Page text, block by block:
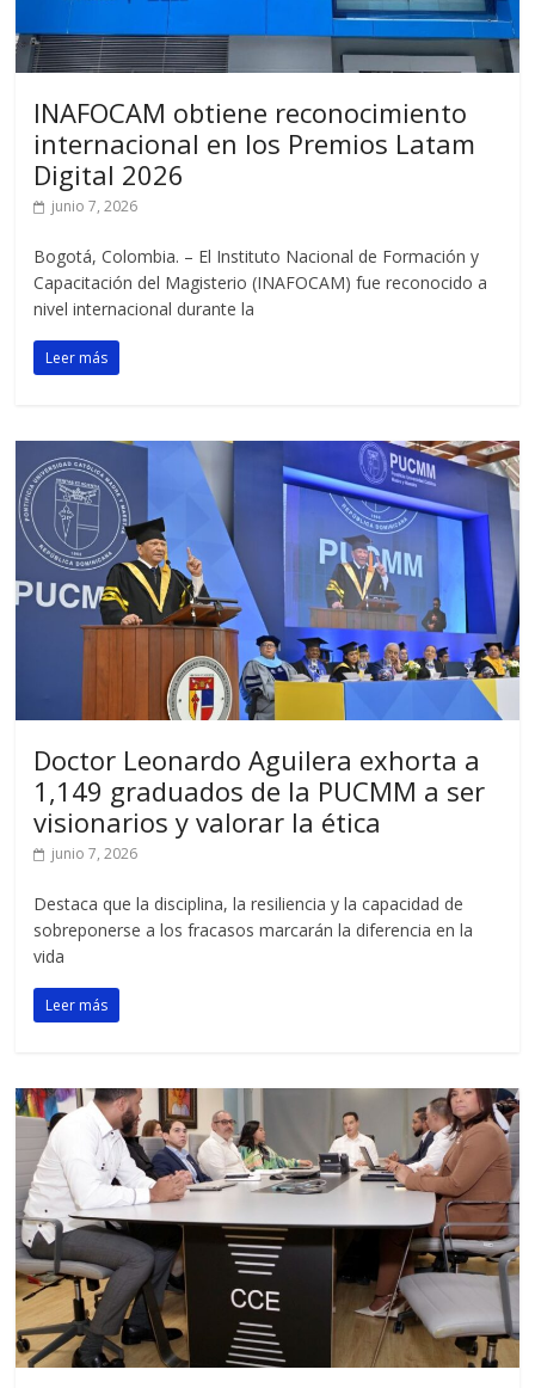
INAFOCAM obtiene reconocimiento
internacional en los Premios Latam
Digital 2026
junio 7, 2026
Bogotá, Colombia. – El Instituto Nacional de Formación y
Capacitación del Magisterio (INAFOCAM) fue reconocido a
nivel internacional durante la
Leer más
Doctor Leonardo Aguilera exhorta a
1,149 graduados de la PUCMM a ser
visionarios y valorar la ética
junio 7, 2026
Destaca que la disciplina, la resiliencia y la capacidad de
sobreponerse a los fracasos marcarán la diferencia en la
vida
Leer más